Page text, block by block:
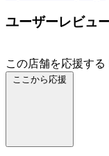
ユーザーレビュ
この店舗を応援する
ここから応援